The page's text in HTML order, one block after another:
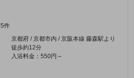
5件
京都府 / 京都市内 / 京阪本線 藤森駅より
徒歩約12分
入浴料金：550円～